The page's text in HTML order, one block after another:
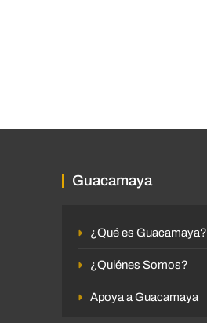
Guacamaya
¿Qué es Guacamaya?
¿Quiénes Somos?
Apoya a Guacamaya